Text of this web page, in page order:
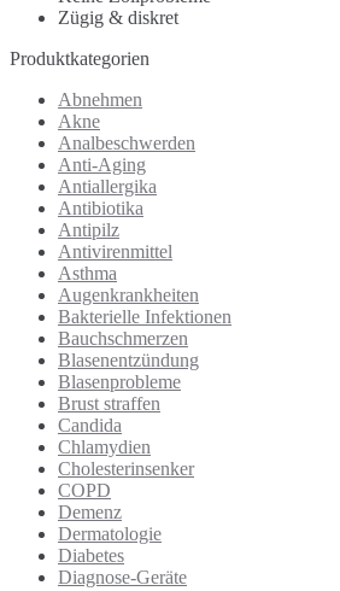
Zügig & diskret
Produktkategorien
Abnehmen
Akne
Analbeschwerden
Anti-Aging
Antiallergika
Antibiotika
Antipilz
Antivirenmittel
Asthma
Augenkrankheiten
Bakterielle Infektionen
Bauchschmerzen
Blasenentzündung
Blasenprobleme
Brust straffen
Candida
Chlamydien
Cholesterinsenker
COPD
Demenz
Dermatologie
Diabetes
Diagnose-Geräte